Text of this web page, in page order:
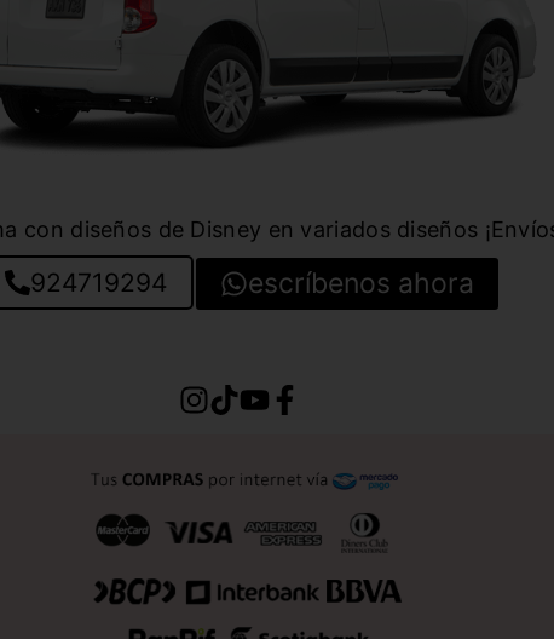
con diseños de Disney en variados diseños
924719294 escríbenos ahora